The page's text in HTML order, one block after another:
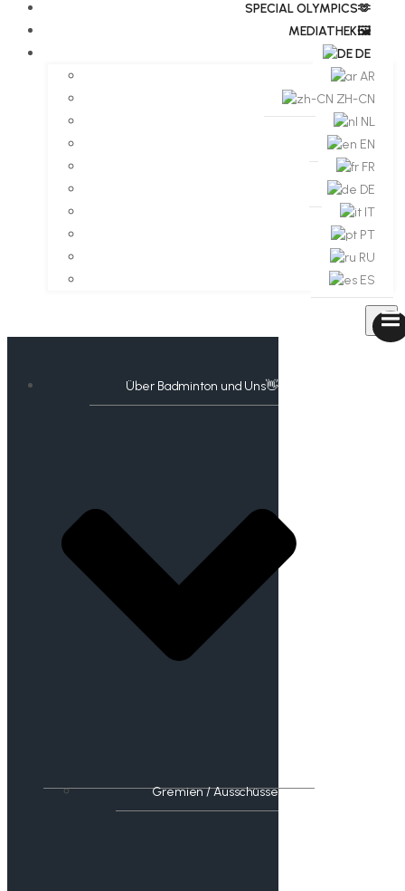
​​SPECIAL OLYMPICS🫶
MEDIATHEK🖼️​
DE
AR
ZH-CN
NL
EN
FR
DE
IT
PT
RU
ES
Über Badminton und Uns👋
Gremien / Ausschüsse